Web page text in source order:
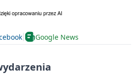
Google News